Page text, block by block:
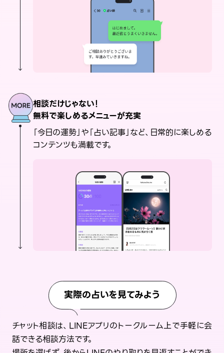
相談だけじゃない！
無料で楽しめるメニューが充実
「今日の運勢」や「占い記事」など、日常的に楽しめる
コンテンツも満載です。
実際の占いを見てみよう
チャット相談は、LINEアプリのトークルーム上で手軽に会
話できる相談方法です。